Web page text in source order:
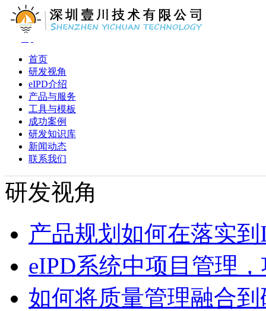
首页
研发视角
eIPD介绍
产品与服务
工具与模板
成功案例
研发知识库
新闻动态
联系我们
研发视角
产品规划如何在落实
eIPD系统中项目管理
如何将质量管理融合